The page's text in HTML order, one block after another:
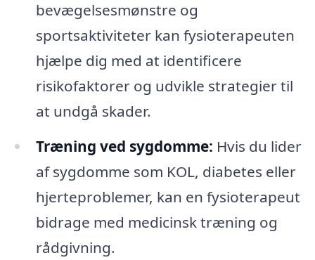
bevægelsesmønstre og
sportsaktiviteter kan fysioterapeuten
hjælpe dig med at identificere
risikofaktorer og udvikle strategier til
at undgå skader.
Træning ved sygdomme: Hvis du lider
af sygdomme som KOL, diabetes eller
hjerteproblemer, kan en fysioterapeut
bidrage med medicinsk træning og
rådgivning.